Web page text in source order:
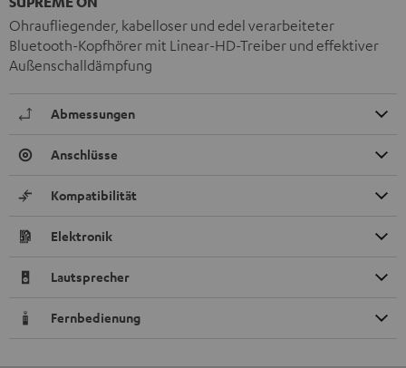
Ohraufliegender, kabelloser und edel verarbeiteter
Bluetooth-Kopfhörer mit Linear-HD-Treiber und effektiver
Außenschalldämpfung
Abmessungen
Anschlüsse
Kompatibilität
Elektronik
Lautsprecher
Fernbedienung